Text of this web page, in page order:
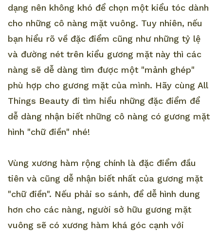
dạng nên không khó để chọn một kiểu tóc dành
cho những cô nàng mặt vuông. Tuy nhiên, nếu
bạn hiểu rõ về đặc điểm cũng như những tỷ lệ
và đường nét trên kiểu gương mặt này thì các
nàng sẽ dễ dàng tìm được một "mảnh ghép"
phù hợp cho gương mặt của mình. Hãy cùng All
Things Beauty đi tìm hiểu những đặc điểm để
dễ dàng nhận biết những cô nàng có gương mặt
hình "chữ điền" nhé!
Vùng xương hàm rộng chính là đặc điểm đầu
tiên và cũng dễ nhận biết nhất của gương mặt
"chữ điền". Nếu phải so sánh, để dễ hình dung
hơn cho các nàng, người sở hữu gương mặt
vuông sẽ có xương hàm khá góc cạnh với